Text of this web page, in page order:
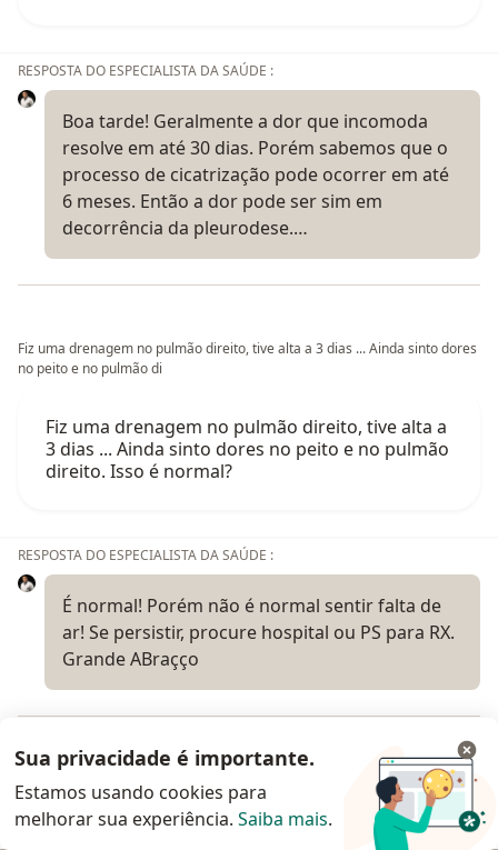
RESPOSTA DO ESPECIALISTA DA SAÚDE :
Boa tarde! Geralmente a dor que incomoda
resolve em até 30 dias. Porém sabemos que o
processo de cicatrização pode ocorrer em até
6 meses. Então a dor pode ser sim em
decorrência da pleurodese.…
Fiz uma drenagem no pulmão direito, tive alta a 3 dias ... Ainda sinto dores
no peito e no pulmão di
Fiz uma drenagem no pulmão direito, tive alta a
3 dias ... Ainda sinto dores no peito e no pulmão
direito. Isso é normal?
RESPOSTA DO ESPECIALISTA DA SAÚDE :
É normal! Porém não é normal sentir falta de
ar! Se persistir, procure hospital ou PS para RX.
Grande ABraçço
Ver todas as respostas
Todos os conteúdos publicados no doctoralia.com.br,
Sua privacidade é importante.
Estamos usando cookies para
melhorar sua experiência. Saiba mais.